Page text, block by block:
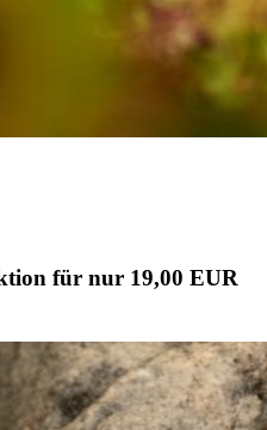
für nur 19,00 EUR